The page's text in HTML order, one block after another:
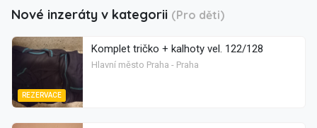
Nové inzeráty v kategorii (Pro děti)
REZERVACE
Komplet tričko + kalhoty vel. 122/128
Hlavní město Praha - Praha